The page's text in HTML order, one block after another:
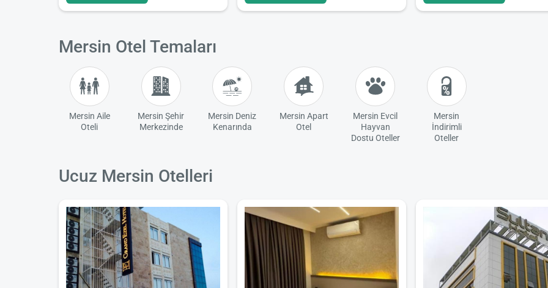
Mersin Otel Temaları
Mersin Aile
Oteli
Mersin Şehir
Merkezinde
Mersin Deniz
Kenarında
Mersin Apart
Otel
Mersin Evcil
Hayvan
Dostu Oteller
Mersin
İndirimli
Oteller
Ucuz Mersin Otelleri